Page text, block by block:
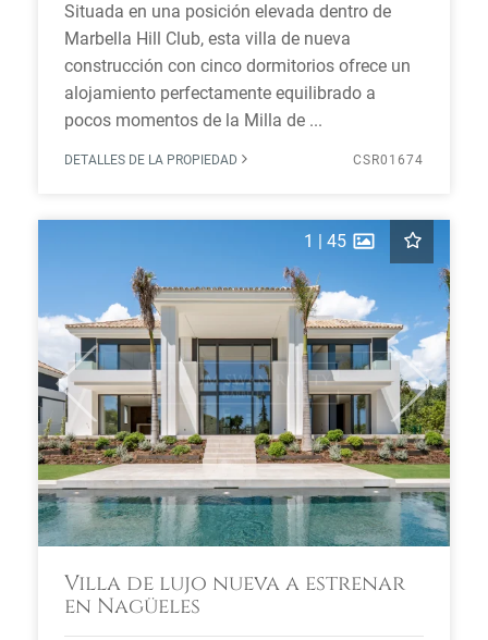
Situada en una posición elevada dentro de
Marbella Hill Club, esta villa de nueva
construcción con cinco dormitorios ofrece un
alojamiento perfectamente equilibrado a
pocos momentos de la Milla de ...
DETALLES DE LA PROPIEDAD CSR01674
Previous Next
1 | 45
Villa de lujo nueva a estrenar
en Nagüeles